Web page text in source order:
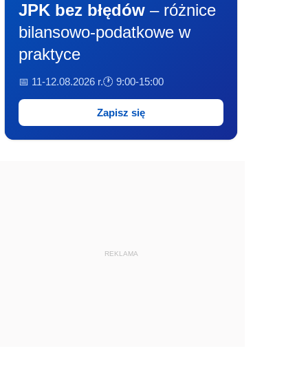
JPK bez błędów – różnice
bilansowo-podatkowe w
praktyce
📅 11-12.08.2026 r.🕐 9:00-15:00
Zapisz się
REKLAMA